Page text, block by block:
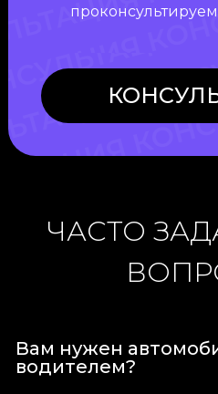
ЧАСТО
Вам нужен
водителем?